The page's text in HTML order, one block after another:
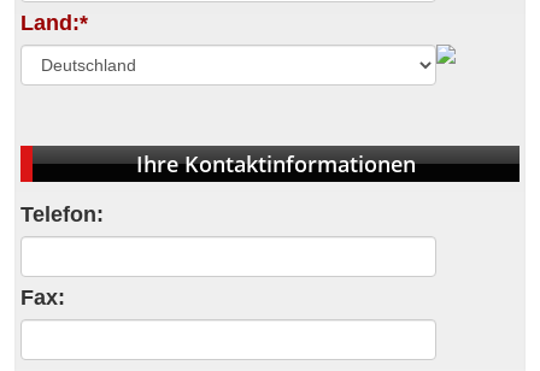
Land:*
Ihre Kontaktinformationen
Telefon:
Fax: